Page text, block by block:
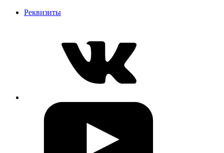
Реквизиты